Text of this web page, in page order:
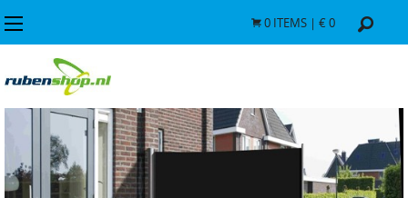
0 ITEMS | €0